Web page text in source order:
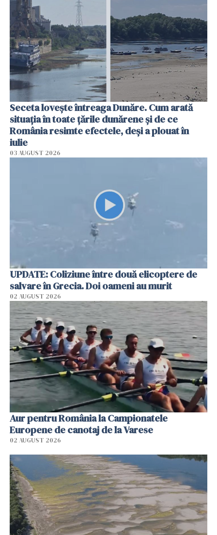
Seceta lovește întreaga Dunăre. Cum arată
situația în toate țările dunărene și de ce
România resimte efectele, deși a plouat în
iulie
03 AUGUST 2026
UPDATE: Coliziune între două elicoptere de
salvare în Grecia. Doi oameni au murit
02 AUGUST 2026
Aur pentru România la Campionatele
Europene de canotaj de la Varese
02 AUGUST 2026